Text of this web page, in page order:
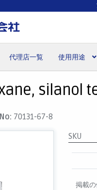
代理店一覧 使用用途
silanol
70131-67-8
SKU
掲載